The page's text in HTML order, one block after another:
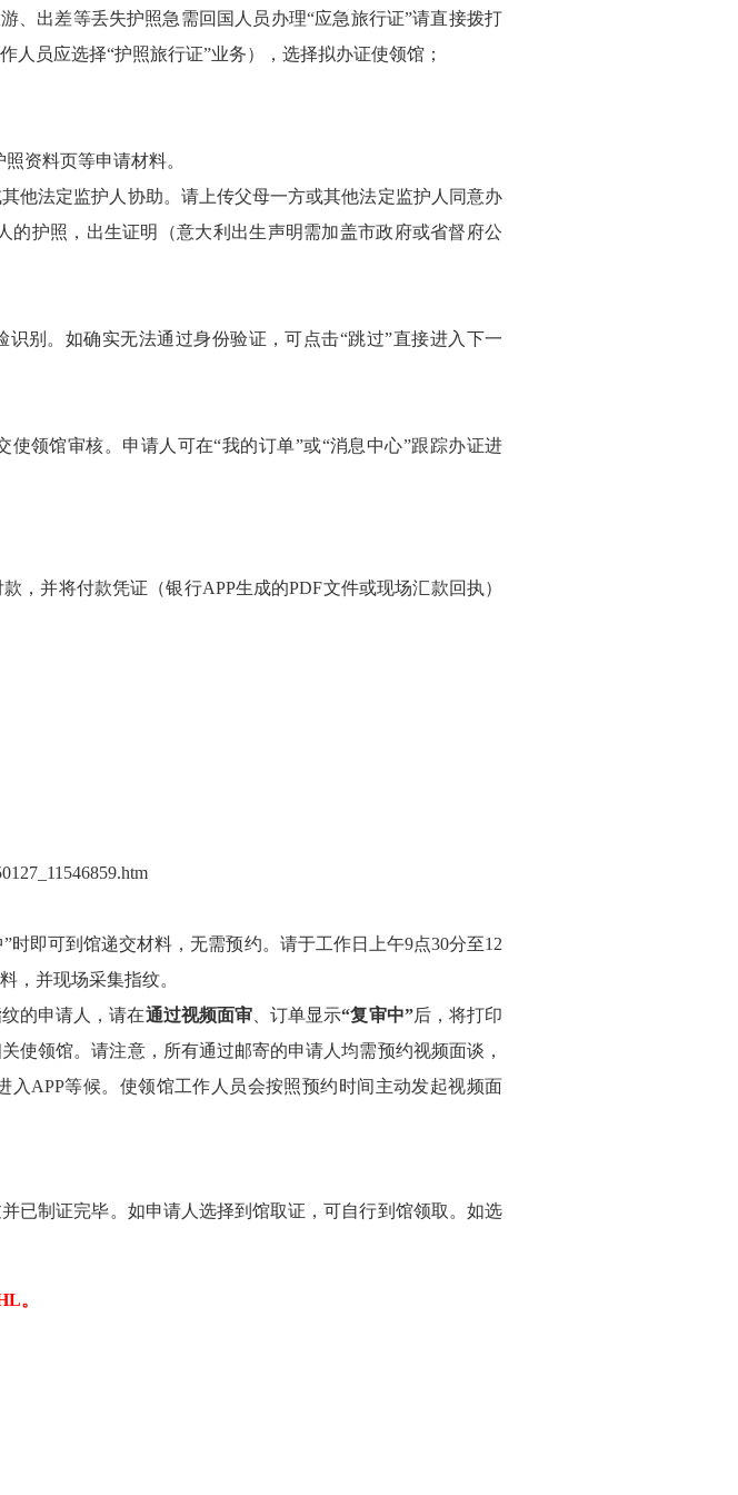
、出差等丢失护照急需回国人员办理“应急旅行证”请直接拨打
员应选择“护照旅行证”业务），选择拟办证使领馆；
照资料页等申请材料。
他法定监护人协助。请上传父母一方或其他法定监护人同意办
的护照，出生证明（意大利出生声明需加盖市政府或省督府公
别。如确实无法通过身份验证，可点击“跳过”直接进入下一
领馆审核。申请人可在“我的订单”或“消息中心”跟踪办证进
，并将付款凭证（银行APP生成的PDF文件或现场汇款回执）
时即可到馆递交材料，无需预约。请于工作日上午9点30分至12
，并现场采集指纹。
的申请人，请在通过视频面审、订单显示“复审中”后，将打印
使领馆。请注意，所有通过邮寄的申请人均需预约视频面谈，
APP等候。使领馆工作人员会按照预约时间主动发起视频面
已制证完毕。如申请人选择到馆取证，可自行到馆领取。如选
。